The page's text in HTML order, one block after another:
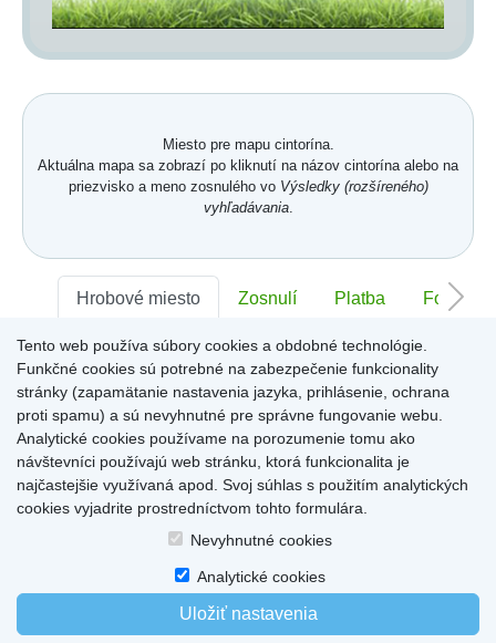
Miesto pre mapu cintorína.
Aktuálna mapa sa zobrazí po kliknutí na názov cintorína alebo na
priezvisko a meno zosnulého vo Výsledky (rozšíreného)
vyhľadávania.
Hrobové miesto Zosnulí Platba Foto
Sektor:- Rad:- Číslo:-
Miesto pre informácie o hrobovom mieste
Produkty a služby |Citáty|O cintorínoch|
Tento web používa súbory cookies a obdobné technológie.
Funkčné cookies sú potrebné na zabezpečenie funkcionality
stránky (zapamätanie nastavenia jazyka, prihlásenie, ochrana
proti spamu) a sú nevyhnutné pre správne fungovanie webu.
Analytické cookies používame na porozumenie tomu ako
návštevníci používajú web stránku, ktorá funkcionalita je
najčastejšie využívaná apod. Svoj súhlas s použitím analytických
cookies vyjadrite prostredníctvom tohto formulára.
Nevyhnutné cookies
Analytické cookies
Uložiť nastavenia